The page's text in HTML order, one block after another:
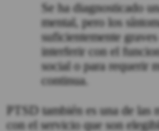
Se ha diagnosticado
mental, pero los
suficientemente
interferir con el
social o para requerir
continua.
PTSD también es una de las
con el servicio que son